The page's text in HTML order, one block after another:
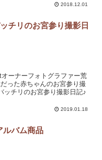
2018.12.01
チリのお宮参り撮影日
ーナーフォトグラファー荒
った赤ちゃんのお宮参り撮
ッチリのお宮参り撮影日記♪
2019.01.18
ルバム商品